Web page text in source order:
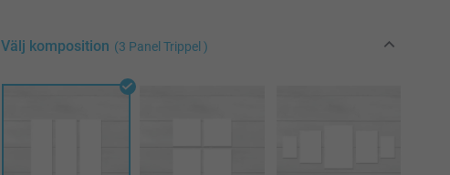
Välj komposition (3 Panel Trippel )